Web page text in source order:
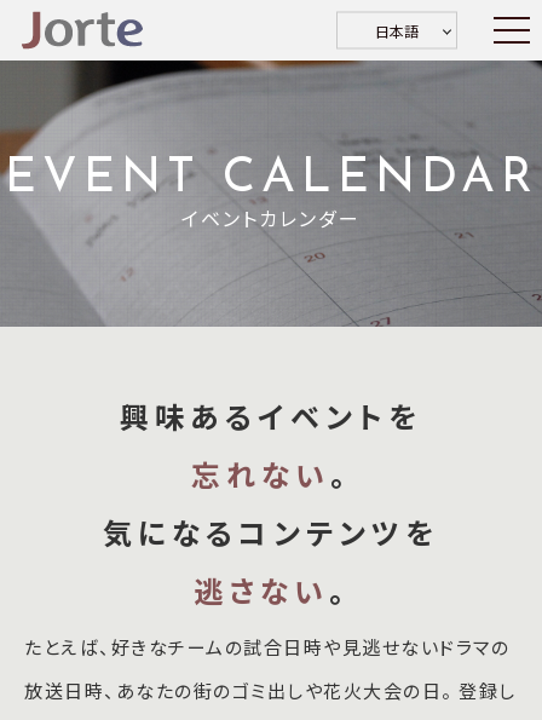
日本語
EVENT CALENDAR
イベントカレンダー
興味あるイベントを
忘れない 。
気になるコンテンツを
逃さない 。
たとえば、好きなチームの試合日時や見逃せないドラマの
放送日時、あなたの街のゴミ出しや花火大会の日。 登録し